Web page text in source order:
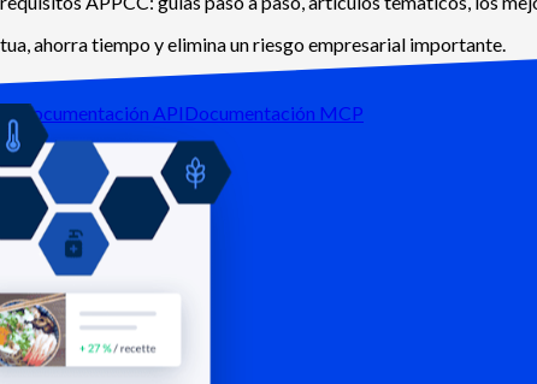
Documentación API Documentación MCP
ahorra tiempo y elimina un riesgo empresarial importante.